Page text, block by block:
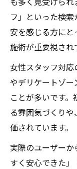
フ」といった検
安を感じる方に
施術が重要視され
女性スタッフ対
やデリケートゾ
ことが多いです
る雰囲気づくり
価されています。
実際のユーザー
すく安心できた